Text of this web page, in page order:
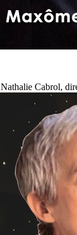
Nathalie Cabrol,